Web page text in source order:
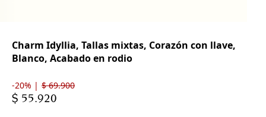
Charm Idyllia, Tallas mixtas, Corazón con llave,
Blanco, Acabado en rodio
-20% | $ 69.900
$ 55.920